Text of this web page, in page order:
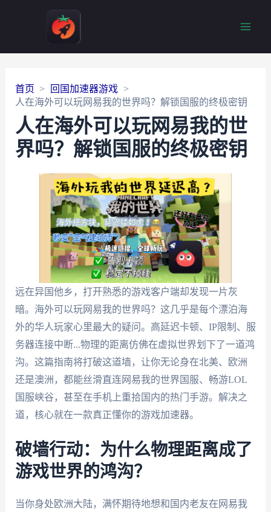
首页
回国加速器游戏
人在海外可以玩网易我的世界吗？解锁国服的终极密钥
人在海外可以玩网易我的世
界吗？解锁国服的终极密钥
远在异国他乡，打开熟悉的游戏客户端却发现一片灰
暗。海外可以玩网易我的世界吗？这几乎是每个漂泊海
外的华人玩家心里最大的疑问。高延迟卡顿、IP限制、服
务器连接中断...物理的距离仿佛在虚拟世界划下了一道鸿
沟。这篇指南将打破这道墙，让你无论身在北美、欧洲
还是澳洲，都能丝滑直连网易我的世界国服、畅游LOL
国服峡谷，甚至在手机上重拾国内的热门手游。解决之
道，核心就在一款真正懂你的游戏加速器。
破墙行动：为什么物理距离成了
游戏世界的鸿沟？
当你身处欧洲大陆，满怀期待地想和国内老友在网易我